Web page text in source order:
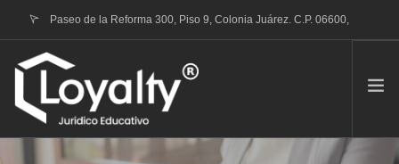
Paseo de la Reforma 300, Piso 9, Colonia Juárez. C.P. 06600,
Ciudad de México
contacto@loyalty.mx